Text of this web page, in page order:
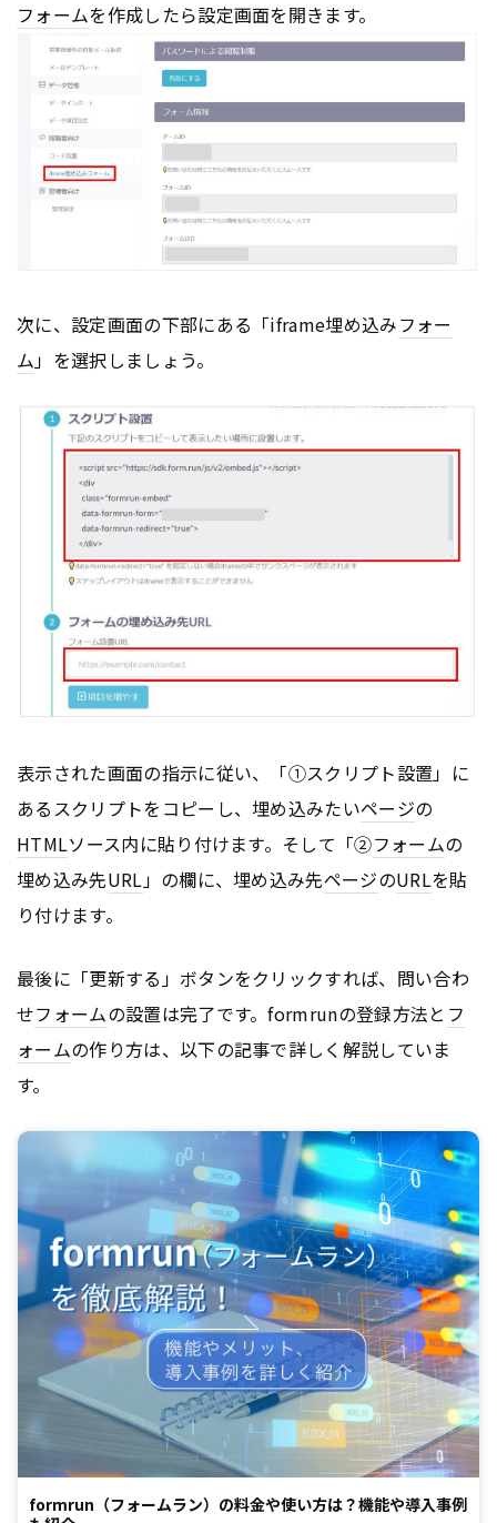
フォームを作成したら設定画面を開きます。
次に、設定画面の下部にある「iframe埋め込みフォー
ム」を選択しましょう。
表示された画面の指示に従い、「①スクリプト設置」に
あるスクリプトをコピーし、埋め込みたいページの
HTMLソース内に貼り付けます。そして「②フォームの
埋め込み先URL」の欄に、埋め込み先ページのURLを貼
り付けます。
最後に「更新する」ボタンをクリックすれば、問い合わ
せフォームの設置は完了です。formrunの登録方法と フ
ォームの作り方は、以下の記事で詳しく解説していま
す。
formrun（フォームラン）の料金や使い方は？機能や導入事例